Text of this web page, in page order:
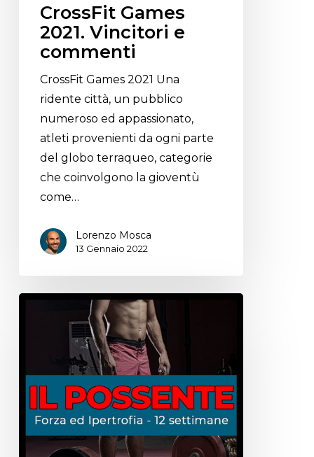
CrossFit Games
2021. Vincitori e
commenti
CrossFit Games 2021 Una
ridente città, un pubblico
numeroso ed appassionato,
atleti provenienti da ogni parte
del globo terraqueo, categorie
che coinvolgono la gioventù
come…
Lorenzo Mosca
13 Gennaio 2022